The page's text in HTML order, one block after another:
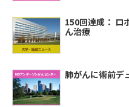
150回達成： ロ
ん治療
肺がんに術前デ